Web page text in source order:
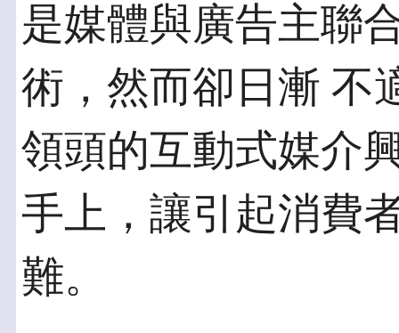
是媒體與廣告主聯
術，然而卻日漸 不
領頭的互動式媒介
手上，讓引起消費
難。